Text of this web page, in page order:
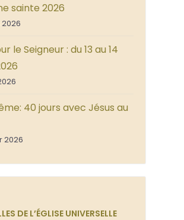
sainte 2026
le Seigneur : du 13 au 14
40 jours avec Jésus au
2026
DE L’ÉGLISE UNIVERSELLE